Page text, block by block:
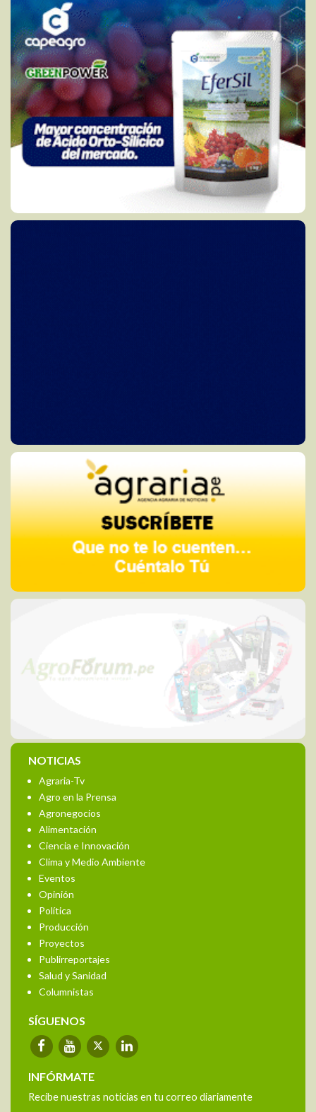
NOTICIAS
Agraria-Tv
Agro en la Prensa
Agronegocios
Alimentación
Ciencia e Innovación
Clima y Medio Ambiente
Eventos
Opinión
Política
Producción
Proyectos
Publirreportajes
Salud y Sanidad
Columnistas
SÍGUENOS
INFÓRMATE
Recibe nuestras noticias en tu correo diariamente